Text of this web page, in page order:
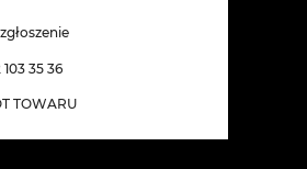
35 36
TOWARU